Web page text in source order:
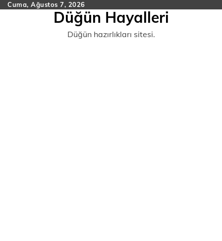
SkipCuma, Ağustos 7, 2026
Düğün Hayalleri
Düğün hazırlıkları sitesi.